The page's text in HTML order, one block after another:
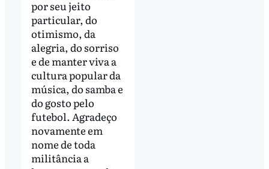
por seu jeito
particular, do
otimismo, da
alegria, do sorriso
e de manter viva a
cultura popular da
música, do samba e
do gosto pelo
futebol. Agradeço
novamente em
nome de toda
militância a